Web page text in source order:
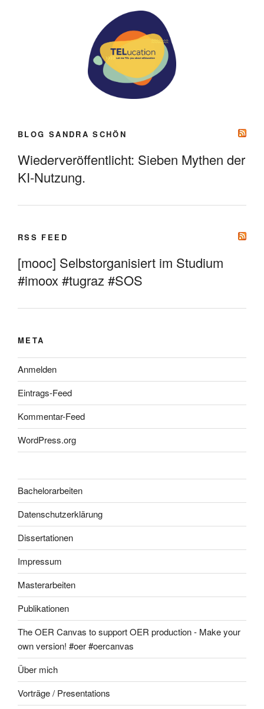
BLOG SANDRA SCHÖN
Wiederveröffentlicht: Sieben Mythen der
KI-Nutzung.
RSS FEED
[mooc] Selbstorganisiert im Studium
#imoox #tugraz #SOS
META
Anmelden
Eintrags-Feed
Kommentar-Feed
WordPress.org
Bachelorarbeiten
Datenschutzerklärung
Dissertationen
Impressum
Masterarbeiten
Publikationen
The OER Canvas to support OER production - Make your
own version! #oer #oercanvas
Über mich
Vorträge / Presentations